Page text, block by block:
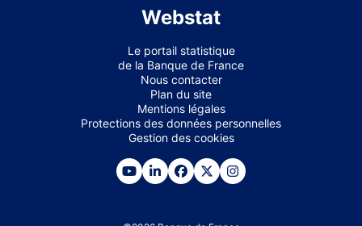
Webstat
Le portail statistique
de la Banque de France
Nous contacter
Plan du site
Mentions légales
Protections des données personnelles
Gestion des cookies